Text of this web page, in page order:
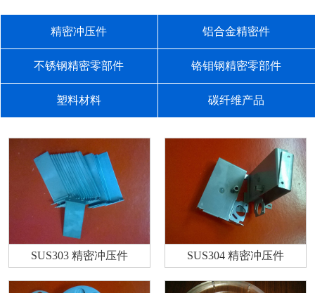
精密冲压件 铝合金精密件
不锈钢精密零部件 铬钼钢精密零部件
塑料材料 碳纤维产品
SUS303 精密冲压件 SUS304 精密冲压件